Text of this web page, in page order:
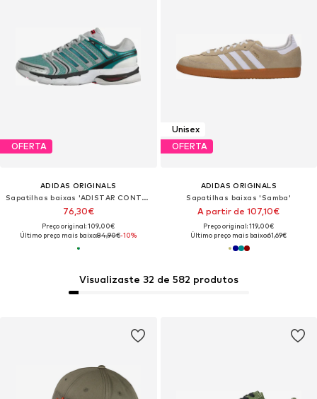
OFERTA
ADIDAS ORIGINALS
Sapatilhas baixas 'ADISTAR CONTROL 5'
76,30€
Preço original: 109,00€
Último preço mais baixo:84,90€-10%
Unisex
OFERTA
ADIDAS ORIGINALS
Sapatilhas baixas 'Samba'
A partir de 107,10€
Preço original: 119,00€
Último preço mais baixo:61,69€
Visualizaste 32 de 582 produtos